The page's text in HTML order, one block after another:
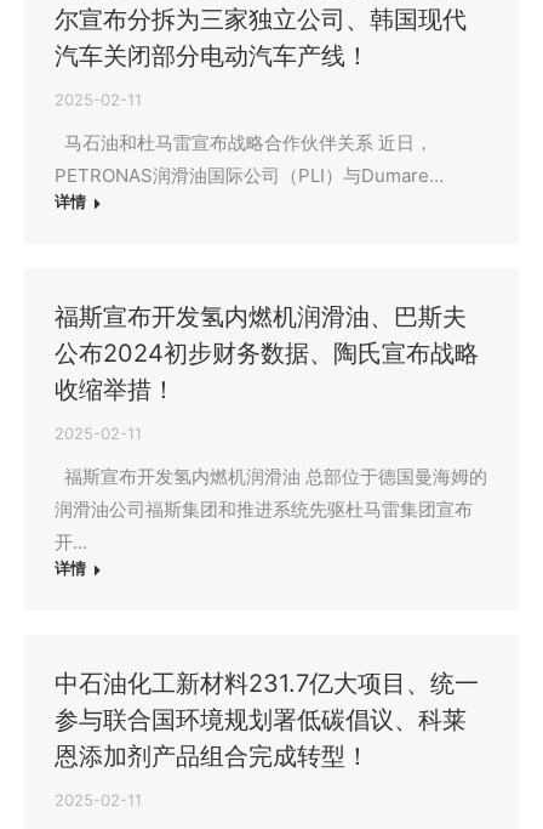
尔宣布分拆为三家独立公司、韩国现代
汽车关闭部分电动汽车产线！
2025-02-11
马石油和杜马雷宣布战略合作伙伴关系 近日，
PETRONAS润滑油国际公司（PLI）与Dumare…
详情
福斯宣布开发氢内燃机润滑油、巴斯夫
公布2024初步财务数据、陶氏宣布战略
收缩举措！
2025-02-11
福斯宣布开发氢内燃机润滑油 总部位于德国曼海姆的
润滑油公司福斯集团和推进系统先驱杜马雷集团宣布
开…
详情
中石油化工新材料231.7亿大项目、统一
参与联合国环境规划署低碳倡议、科莱
恩添加剂产品组合完成转型！
2025-02-11